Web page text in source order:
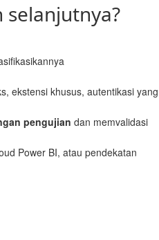
selanjutnya?
ekstensi khusus, autentikasi yang
pengujian dan memvalidasi
Power BI, atau pendekatan